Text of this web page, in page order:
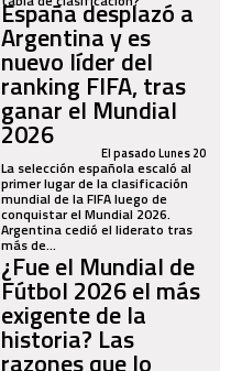
España desplazó a
Argentina y es
nuevo líder del
ranking FIFA, tras
ganar el Mundial
2026 El pasado Lunes 20
La selección española escaló al
primer lugar de la clasificación
mundial de la FIFA luego de
conquistar el Mundial 2026.
Argentina cedió el liderato tras
más de...
¿Fue el Mundial de
Fútbol 2026 el más
exigente de la
historia? Las
razones que lo